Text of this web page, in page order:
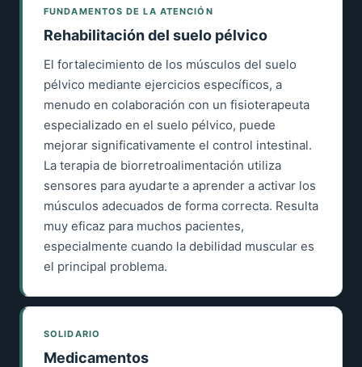
FUNDAMENTOS DE LA ATENCIÓN
Rehabilitación del suelo pélvico
El fortalecimiento de los músculos del suelo
pélvico mediante ejercicios específicos, a
menudo en colaboración con un fisioterapeuta
especializado en el suelo pélvico, puede
mejorar significativamente el control intestinal.
La terapia de biorretroalimentación utiliza
sensores para ayudarte a aprender a activar los
músculos adecuados de forma correcta. Resulta
muy eficaz para muchos pacientes,
especialmente cuando la debilidad muscular es
el principal problema.
SOLIDARIO
Medicamentos